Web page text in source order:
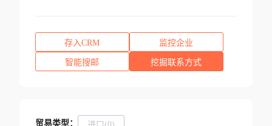
存入CRM 监控企业
智能搜邮 挖掘联系方式
贸易类型：